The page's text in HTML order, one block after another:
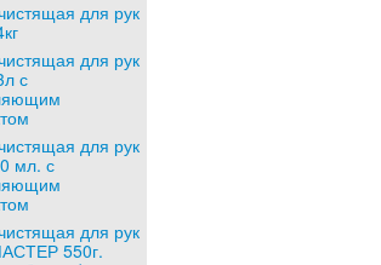
для рук
для рук
с
для рук
мл. с
для рук
550г.